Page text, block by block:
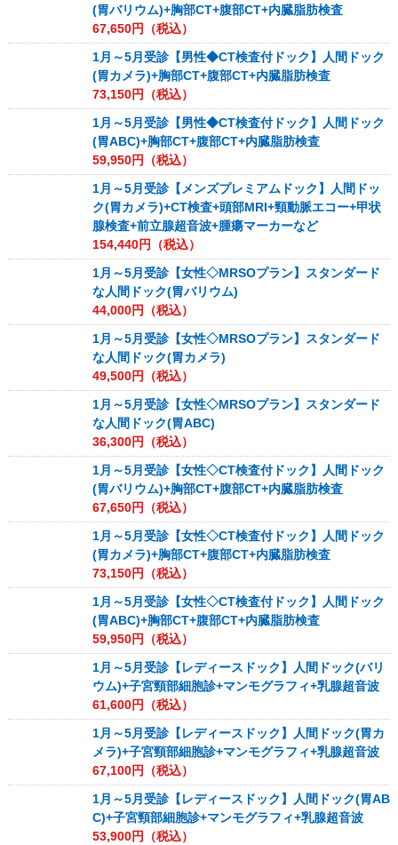
(胃バリウム)+胸部CT+腹部CT+内臓脂肪検査
67,650円（税込）
1月～5月受診【男性◆CT検査付ドック】人間ドック
(胃カメラ)+胸部CT+腹部CT+内臓脂肪検査
73,150円（税込）
1月～5月受診【男性◆CT検査付ドック】人間ドック
(胃ABC)+胸部CT+腹部CT+内臓脂肪検査
59,950円（税込）
1月～5月受診【メンズプレミアムドック】人間ドッ
ク(胃カメラ)+CT検査+頭部MRI+頸動脈エコー+甲状
腺検査+前立腺超音波+腫瘍マーカーなど
154,440円（税込）
1月～5月受診【女性◇MRSOプラン】スタンダード
な人間ドック(胃バリウム)
44,000円（税込）
1月～5月受診【女性◇MRSOプラン】スタンダード
な人間ドック(胃カメラ)
49,500円（税込）
1月～5月受診【女性◇MRSOプラン】スタンダード
な人間ドック(胃ABC)
36,300円（税込）
1月～5月受診【女性◇CT検査付ドック】人間ドック
(胃バリウム)+胸部CT+腹部CT+内臓脂肪検査
67,650円（税込）
1月～5月受診【女性◇CT検査付ドック】人間ドック
(胃カメラ)+胸部CT+腹部CT+内臓脂肪検査
73,150円（税込）
1月～5月受診【女性◇CT検査付ドック】人間ドック
(胃ABC)+胸部CT+腹部CT+内臓脂肪検査
59,950円（税込）
1月～5月受診【レディースドック】人間ドック(バリ
ウム)+子宮頸部細胞診+マンモグラフィ+乳腺超音波
61,600円（税込）
1月～5月受診【レディースドック】人間ドック(胃カ
メラ)+子宮頸部細胞診+マンモグラフィ+乳腺超音波
67,100円（税込）
1月～5月受診【レディースドック】人間ドック(胃AB
C)+子宮頸部細胞診+マンモグラフィ+乳腺超音波
53,900円（税込）